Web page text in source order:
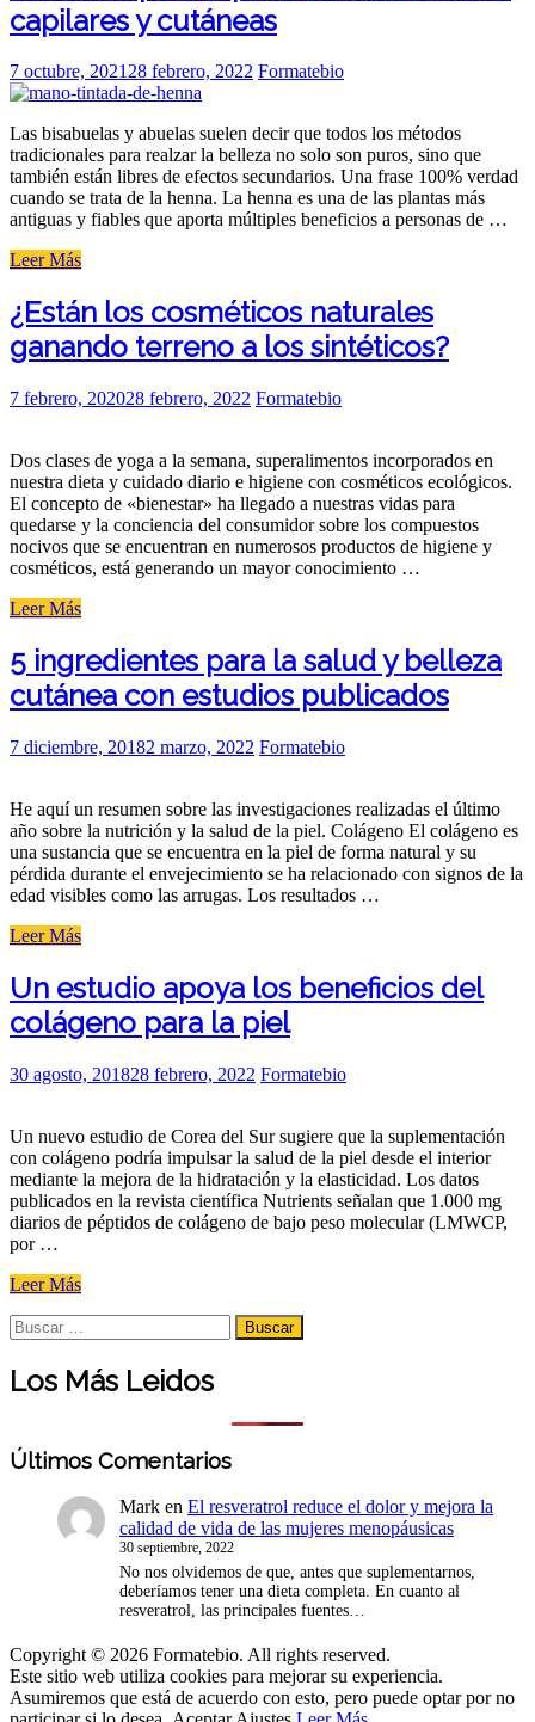
para
el
cabello:
previene
la
sensibilidad
con
los
tratamientos
ayurvédicos
efectivos»
capilares y cutáneas
Posted
on
7 octubre, 202128 febrero, 2022 Formatebio
Las bisabuelas y abuelas suelen decir que todos los métodos
tradicionales para realzar la belleza no solo son puros, sino que
también están libres de efectos secundarios. Una frase 100% verdad
cuando se trata de la henna. La henna es una de las plantas más
antiguas y fiables que aporta múltiples beneficios a personas de …
Leer Más«La
podría
prevenir
alteraciones
capilares
y
cutáneas»
¿Están los cosméticos naturales
ganando terreno a los sintéticos?
Posted
7 febrero, 202028 febrero, 2022 Formatebio
Dos clases de yoga a la semana, superalimentos incorporados en
nuestra dieta y cuidado diario e higiene con cosméticos ecológicos.
El concepto de «bienestar» ha llegado a nuestras vidas para
quedarse y la conciencia del consumidor sobre los compuestos
nocivos que se encuentran en numerosos productos de higiene y
cosméticos, está generando un mayor conocimiento …
Leer Más«¿Están
cosméticos
naturales
ganando
terreno
los
5 ingredientes para la salud y belleza
cutánea con estudios publicados
Posted
7 diciembre, 20182 marzo, 2022 Formatebio
He aquí un resumen sobre las investigaciones realizadas el último
año sobre la nutrición y la salud de la piel. Colágeno El colágeno es
una sustancia que se encuentra en la piel de forma natural y su
pérdida durante el envejecimiento se ha relacionado con signos de la
edad visibles como las arrugas. Los resultados …
Leer Más«5
para
la
salud
y
belleza
cutánea
estudios
publicados»
Un estudio apoya los beneficios del
colágeno para la piel
Posted
30 agosto, 201828 febrero, 2022 Formatebio
Un nuevo estudio de Corea del Sur sugiere que la suplementación
con colágeno podría impulsar la salud de la piel desde el interior
mediante la mejora de la hidratación y la elasticidad. Los datos
publicados en la revista científica Nutrients señalan que 1.000 mg
diarios de péptidos de colágeno de bajo peso molecular (LMWCP,
por …
Leer Más«Un
beneficios
del
la
Search
for:
Buscar
Los Más Leidos
Últimos Comentarios
Mark en El resveratrol reduce el dolor y mejora la
calidad de vida de las mujeres menopáusicas
30 septiembre, 2022
No nos olvidemos de que, antes que suplementarnos,
deberíamos tener una dieta completa. En cuanto al
resveratrol, las principales fuentes…
Copyright © 2026 Formatebio. All rights reserved.
Este sitio web utiliza cookies para mejorar su experiencia.
Asumiremos que está de acuerdo con esto, pero puede optar por no